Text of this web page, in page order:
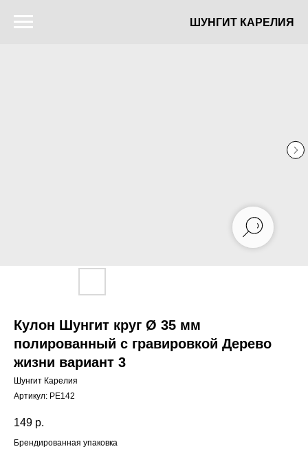
ШУНГИТ КАРЕЛИЯ
Кулон Шунгит круг Ø 35 мм
полированный с гравировкой Дерево
жизни вариант 3
Шунгит Карелия
Артикул: PE142
149 р.
Брендированная упаковка